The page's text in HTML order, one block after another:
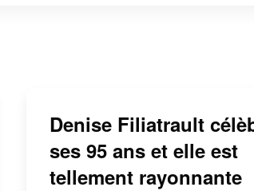
Denise Filiatrault
ses 95 ans et elle est
tellement rayonnante